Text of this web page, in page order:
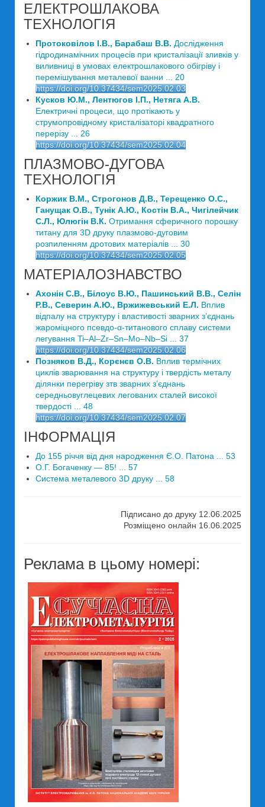
ЕЛЕКТРОШЛАКОВА
ТЕХНОЛОГІЯ
Протоковілов І.В., Барабаш В.В. Дослідження
гідродинамічних процесів при кристалізації зливків у
виливниці в умовах електрошлакового обігріву і
перемішування металевої ванни ... 20
https://doi.org/10.37434/sem2025.02.03
Кусков Ю.М., Лентюгов І.П., Нетяга А.В.
Електричні процеси, що протікають у
струмопровідному кристалізаторі квадратного
перерізу ... 26
https://doi.org/10.37434/sem2025.02.04
ПЛАЗМОВО-ДУГОВА
ТЕХНОЛОГІЯ
Коржик В.М., Строгонов Д.В., Терещенко О.С.,
Ганущак О.В., Тунік А.Ю., Костін В.А., Чигілейчик
С.Л., Юлюгін В.К. Отримання сферичного порошку
титану для 3D друку плазмово-дуговим
розпиленням дротових матеріалів ... 30
https://doi.org/10.37434/sem2025.02.05
МАТЕРІАЛОЗНАВСТВО
Ахонін С.В., Білоус В.Ю., Пашинський В.В., Селін
Р.В., Северин А.Ю., Вржижевський Е.Л. Вплив
відпалу на структуру і властивості зварних з’єднань
жароміцного псевдо-α-титанового сплаву системи
легування Ti–Al–Zr–Sn–Mo–Nb–Si ... 37
https://doi.org/10.37434/sem2025.02.06
Позняков В.Д., Корєнєв О.В. Вплив термічних
циклів зварювання на структуру і твердість металу
ділянки перегріву зтв зварних з’єднань
середньовуглецевих легованих сталей високої
твердості ... 48
https://doi.org/10.37434/sem2025.02.07
ІНФОРМАЦІЯ
До 155 річчя від дня народження Є.О. Патона ... 53
О.Г. Богаченку — 85! ... 57
Система металевого 3D друку ... 58
Підписано до друку 12.06.2025
Розміщено онлайн 16.06.2025
Реклама в цьому номері: